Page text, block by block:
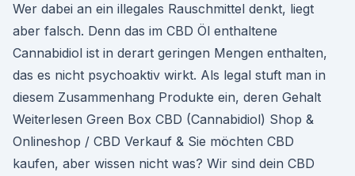
Wer dabei an ein illegales Rauschmittel denkt, liegt
aber falsch. Denn das im CBD Öl enthaltene
Cannabidiol ist in derart geringen Mengen enthalten,
das es nicht psychoaktiv wirkt. Als legal stuft man in
diesem Zusammenhang Produkte ein, deren Gehalt
Weiterlesen Green Box CBD (Cannabidiol) Shop &
Onlineshop / CBD Verkauf & Sie möchten CBD
kaufen, aber wissen nicht was? Wir sind dein CBD